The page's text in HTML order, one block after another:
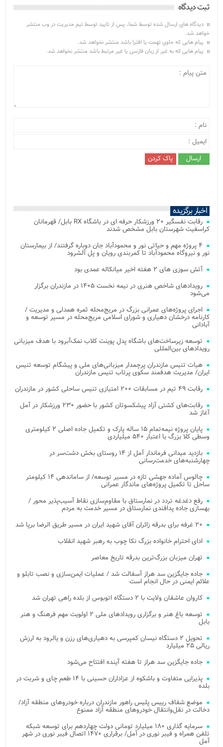
ثبت دیدگاه
دیدگاه های ارسال شده توسط شما، پس از تایید توسط تیم مدیریت در وب منتشر
خواهد شد.
پیام هایی که حاوی تهمت یا افترا باشد منتشر نخواهد شد.
پیام هایی که به غیر از زبان فارسی یا غیر مرتبط باشد منتشر نخواهد شد.
اخبار برگزیده
رقابت نفسگیر ۲۰ ورزشکار حرفه ای در باشگاه RX بابل/ قهرمانان
کراسفیت شهرستان بابل مشخص شدند
۴ پروژه مهم و حیاتی نور و محمودآباد جان دوباره گرفتند/ از بیمارستان
نور و نیروگاه محمودآباد تا کمربندی رویان و پل آلشرود
آتش‌ سوزی‌ های ۲ هفته اخیر میانکاله عمدی بود
رویدادهای شاخص هنری در نیمه نخست ۱۴۰۵ در مازندران برگزار
می‌شود
اجرای پروژه‌های عمرانی بزرگ در مریج‌محله ثمره همدلی و مدیریت /
کارنامه درخشان دهیاری و شورای اسلامی مریج‌محله در مسیر توسعه و
آبادانی
توسعه زیرساخت‌های باشگاه پدل پوینت کلاب نمک‌آبرود با هدف میزبانی
رویدادهای بین‌المللی
هیات تنیس مازندران پرچمدار میزبانی‌های ملی و پیشگام توسعه تنیس
ایران/ مدیریت هدفمند سکوی پرتاب تنیس مازندران
رقابت ۴۹ تیم در مسابقات ۲۰۰ امتیازی تنیس ساحلی کشور در مازندران
رقابت‌های کشتی آزاد پیشکسوتان کشور با حضور ۲۳۰ ورزشکار در آمل
آغاز شد
پایان پروژه نیمه‌تمام ۱۵ ساله پارک و تکمیل جاده اصلی ۲ کیلومتری
وسطی کلا بزرگ با اعتبار ۵۴۰ میلیاردی
بازدید میدانی فرماندار آمل از ۱۴ روستای بخش دشت‌سر در
چهارشنبه‌های خدمت‌رسانی
چالوس آماده جهشی تازه در مسیر توسعه/ از ساماندهی ۱۴ کیلومتر
ساحل تا تکمیل پروژه‌های ماندگار عمرانی
رفع دغدغه تردد در نمارستاق با مقاوم‌سازی نقاط آسیب‌پذیر محور /
بهسازی جاده پدافندی نمارستاق در مسیر خدمت به مردم
۲۰ غرفه برای بدرقه زائران آقای شهید ایران در مسیر طریق الرضا برپا شد
ادای احترام خانواده بزرگ نکا چوب به رهبر شهید انقلاب
تهران میزبان بزرگ‌ترین بدرقه تاریخ معاصر
جاده جایگزین سد هراز آسفالت شد / عملیات ایمن‌سازی و نصب تابلو و
علائم ایمنی در حال انجام است
کاروان عاشقان ولایت با ۲ دستگاه اتوبوس از بلده راهی تهران شد
توسعه باغ هنر و برگزاری رویدادهای ملی ۲ اولویت مهم فرهنگ و هنر
بابل
تحویل ۲ دستگاه نیسان کمپرسی به دهیاری‌های رزن و یالرود به ارزش
ریالی ۲۵ میلیارد
جاده جایگزین سد هراز تا هفته آینده افتتاح می‌شود
پذیرایی متفاوت و باشکوه از عزاداران حسینی با ۱۴ طعم چای و شربت در
بلده
موضع شفاف رییس پلیس راهور مازندران درباره خودروهای منطقه آزاد/
دخالت در نقل‌وانتقال خودروهای منطقه آزاد ممنوع
سرمایه گذاری ۱۸۰ میلیارد تومانی دولت چهاردهم برای توسعه شبکه
تلفن همراه و فیبر نوری در آمل/ برقراری ۱۴۷۰ اتصال فیبر نوری در شهر
آمل